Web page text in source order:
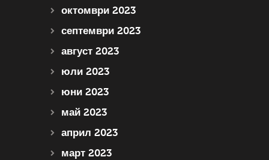
октомври 2023
септември 2023
август 2023
юли 2023
юни 2023
май 2023
април 2023
март 2023